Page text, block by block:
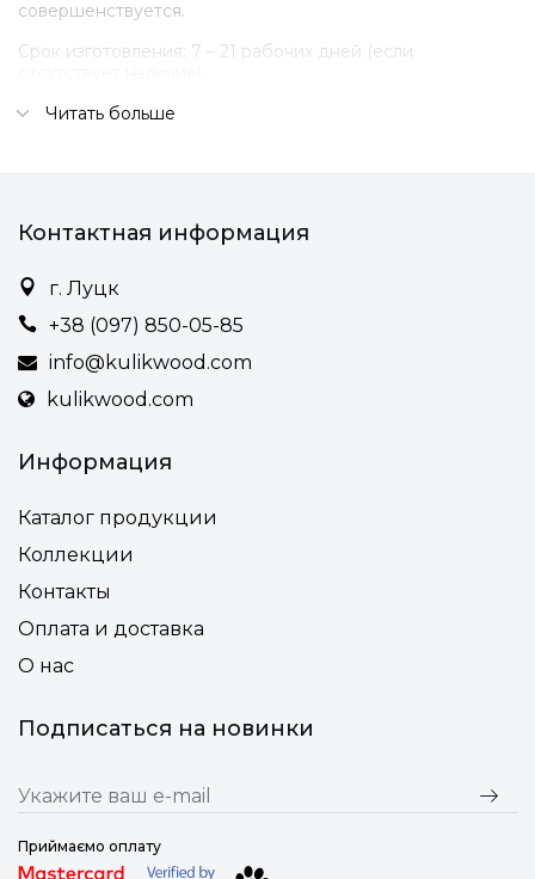
совершенствуется.
Срок изготовления: 7 – 21 рабочих дней (если
Подробности:
• Широкий выбор типов и цветов ткани обивки (рогожка,
• Мягкая часть на замках, позволяющая ее разобрать и
постирать.
• Несколько вариантов тонировки древесины
• Финишная защита древесины – выносливое
• Подножка деревянная или из алюминия (для дома или
• Возможность смены высоты ножек (или подножки) под
нестандартную столешницу по индивидуальному
запросу клиента
Читать больше
Контактная информация
г. Луцк
+38 (097) 850-05-85
info@kulikwood.com
kulikwood.com
Информация
Каталог продукции
Коллекции
Контакты
Оплата и доставка
О нас
Подписаться на новинки
Приймаємо оплату